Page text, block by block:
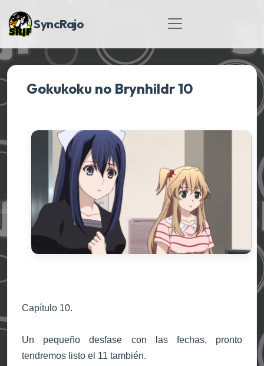
SyncRajo
Gokukoku no Brynhildr 10
Capítulo 10.
Un pequeño desfase con las fechas, pronto
tendremos listo el 11 también.